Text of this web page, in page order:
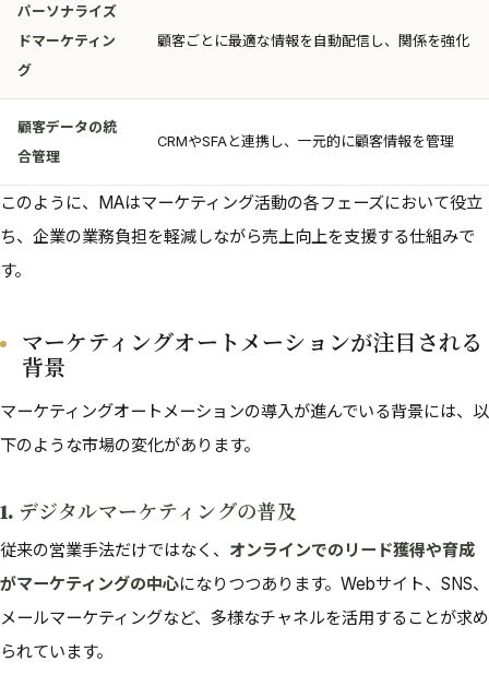
パーソナライズ
ドマーケティン
グ
顧客ごとに最適な情報を自動配信し、関係を強化
顧客データの統
合管理
CRMやSFAと連携し、一元的に顧客情報を管理
このように、MAはマーケティング活動の各フェーズにおいて役立
ち、企業の業務負担を軽減しながら売上向上を支援する仕組みで
す。
マーケティングオートメーションが注目される
背景
マーケティングオートメーションの導入が進んでいる背景には、以
下のような市場の変化があります。
1. デジタルマーケティングの普及
従来の営業手法だけではなく、 オンラインでのリード獲得や育成
がマーケティングの中心になりつつあります。Webサイト、SNS、
メールマーケティングなど、多様なチャネルを活用することが求め
られています。